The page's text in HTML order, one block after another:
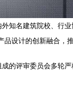
知名建筑院校、行
设计的创新融合，
的评审委员会多轮